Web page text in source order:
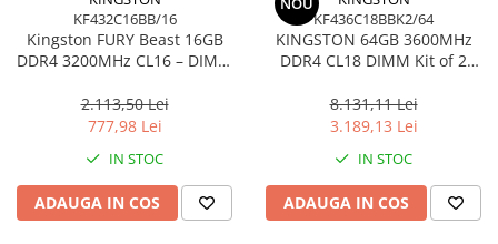
KF432C16BB/16
Kingston FURY Beast 16GB
DDR4 3200MHz CL16 – DIMM
2.113,50 Lei
777,98 Lei
IN STOC
ADAUGA IN COS
KF436C18BBK2/64
KINGSTON 64GB 3600MHz
DDR4 CL18 DIMM Kit of 2
8.131,11 Lei
3.189,13 Lei
IN STOC
ADAUGA IN COS